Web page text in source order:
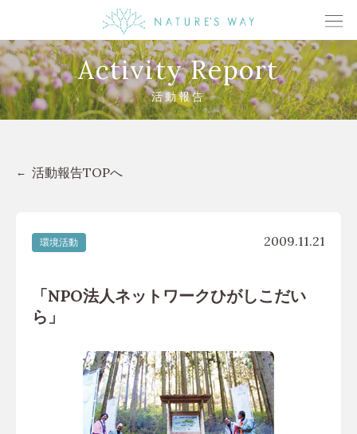
Activity Report
活動報告
活動報告TOPへ
環境活動 2009.11.21
「NPO法人ネットワークひがしこだい
ら」